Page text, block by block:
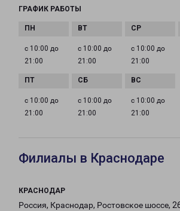
ГРАФИК РАБОТЫ
с 10:00 до
21:00
с 10:00 до
21:00
с 10:00 до
21:00
с 10:00 до
21:00
с 10:00 до
21:00
с 10:00 до
21:00
Филиалы в Краснодаре
КРАСНОДАР
Россия, Краснодар, Ростовское шоссе,